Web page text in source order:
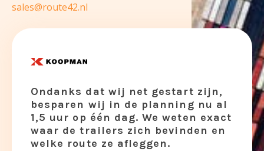
sales@route42.nl
Ondanks dat wij net gestart zijn,
besparen wij in de planning nu al
1,5 uur op één dag. We weten exact
waar de trailers zich bevinden en
welke route ze afleggen.